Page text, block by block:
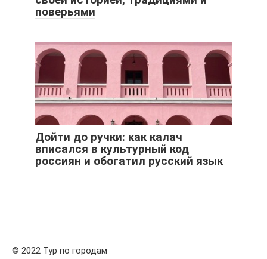
поверьями
Дойти до ручки: как калач
вписался в культурный код
россиян и обогатил русский язык
© 2022 Тур по городам